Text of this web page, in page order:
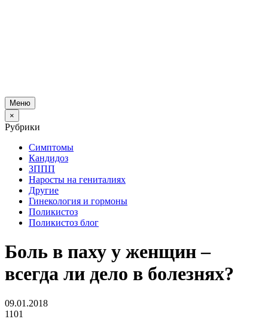
Меню
×
Рубрики
Симптомы
Кандидоз
ЗППП
Наросты на гениталиях
Другие
Гинекология и гормоны
Поликистоз
Поликистоз блог
Боль в паху у женщин –
всегда ли дело в болезнях?
09.01.2018
1101